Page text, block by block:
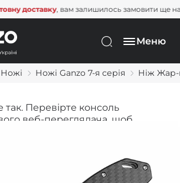
доставку, вам залишилось замовити
Меню
Ножі Ножі Ganzo 7-я серія Ніж Жар-
Перевірте консоль
веб-переглядача, щоб